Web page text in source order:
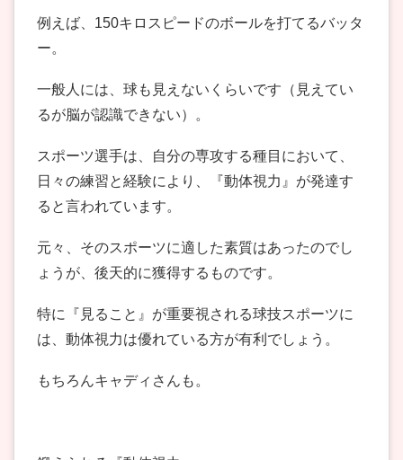
例えば、150キロスピードのボールを打てるバッタ
ー。
一般人には、球も見えないくらいです（見えてい
るが脳が認識できない）。
スポーツ選手は、自分の専攻する種目において、
日々の練習と経験により、『動体視力』が発達す
ると言われています。
元々、そのスポーツに適した素質はあったのでし
ょうが、後天的に獲得するものです。
特に『見ること』が重要視される球技スポーツに
は、動体視力は優れている方が有利でしょう。
もちろんキャディさんも。